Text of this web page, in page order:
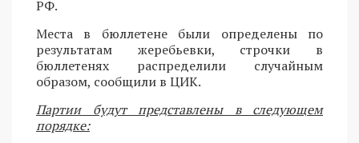
РФ.
Места в бюллетене были определены по
результатам жеребьевки, строчки в
бюллетенях распределили случайным
образом, сообщили в ЦИК.
Партии будут представлены в следующем
порядке: